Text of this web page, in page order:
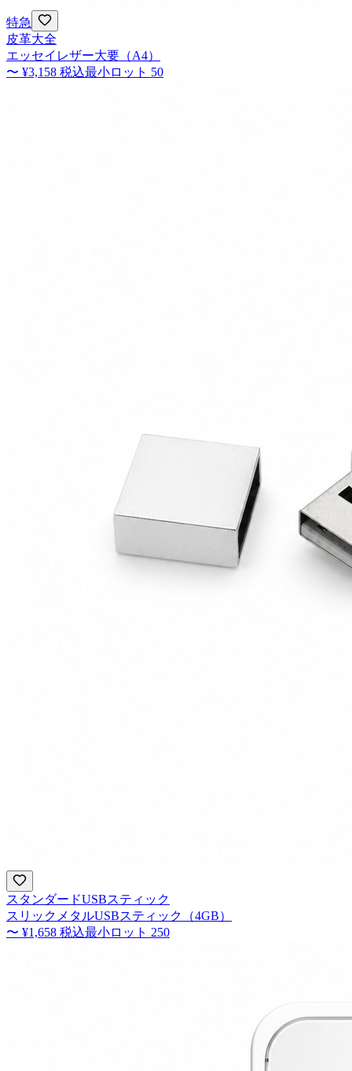
特急
皮革大全
エッセイレザー大要（A4）
〜 ¥3,158 税込最小ロット 50
スタンダードUSBスティック
スリックメタルUSBスティック（4GB）
〜 ¥1,658 税込最小ロット 250